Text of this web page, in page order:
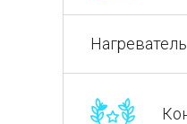
Нагреватель